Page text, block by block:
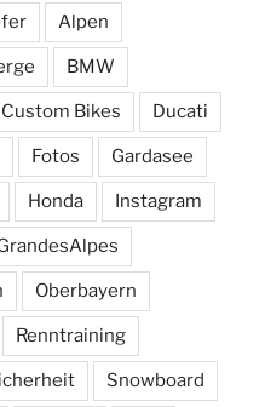
Alpen
BMW
Custom Bikes Ducati
Fotos Gardasee
Honda Instagram
Oberbayern
Renntraining
Snowboard